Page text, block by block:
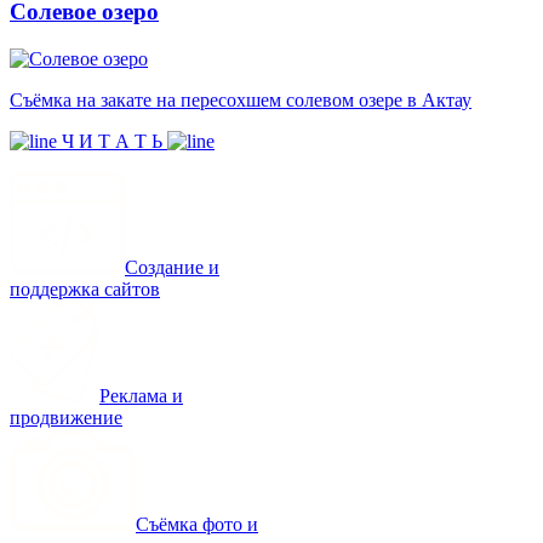
Солевое озеро
Съёмка на закате на пересохшем солевом озере в Актау
Ч И Т А Т Ь
Создание и
поддержка сайтов
Реклама и
продвижение
Съёмка фото и